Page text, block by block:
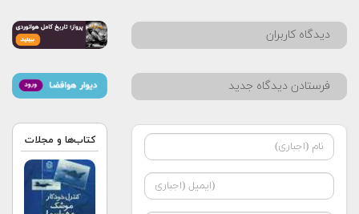
دیدگاه کاربران
فرستادن دیدگاه جدید
کتاب‌ها و مجلات